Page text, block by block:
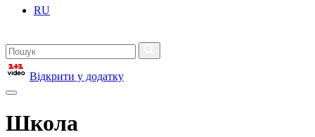
RU
Відкрити у додатку
Школа